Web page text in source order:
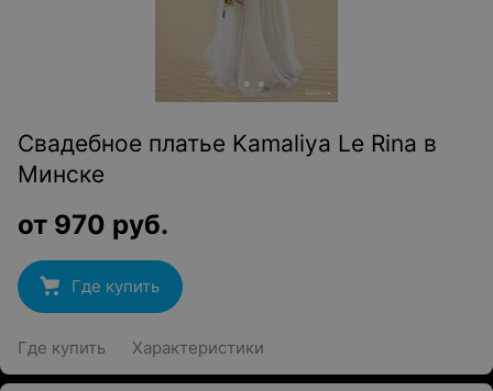
Свадебное платье Kamaliya Le Rina в
Минске
от 970 руб.
Где купить
Где купить Характеристики